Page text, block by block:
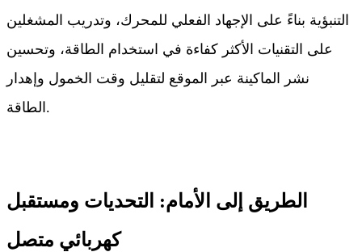
التنبؤية بناءً على الإجهاد الفعلي للمحرك، وتدريب المشغلين
على التقنيات الأكثر كفاءة في استخدام الطاقة، وتحسين
نشر الماكينة عبر الموقع لتقليل وقت الخمول وإهدار
الطاقة.
الطريق إلى الأمام: التحديات ومستقبل
كهربائي متصل